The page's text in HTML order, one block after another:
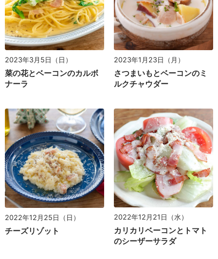
2023年3月5日（日）
菜の花とベーコンのカルボ
ナーラ
2023年1月23日（月）
さつまいもとベーコンのミ
ルクチャウダー
2022年12月25日（日）
チーズリゾット
2022年12月21日（水）
カリカリベーコンとトマト
のシーザーサラダ